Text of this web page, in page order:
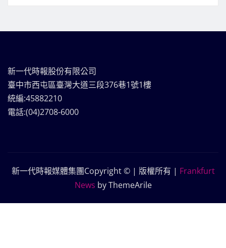
新一代時報股份有限公司
臺中市西屯區臺灣大道三段376巷1號1樓
統編:45882210
電話:(04)2708-6000
新一代時報媒體集團Copyright © | 版權所有 | Frankfurt
News by ThemeArile